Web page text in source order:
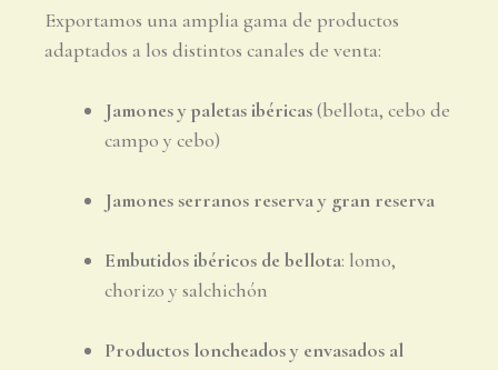
Exportamos una amplia gama de productos
adaptados a los distintos canales de venta:
Jamones y paletas ibéricas(bellota, cebo de
campo y cebo)
Jamones serranos reserva y gran reserva
Embutidos ibéricos de bellota: lomo,
chorizo y salchichón
Productos loncheados y envasados al